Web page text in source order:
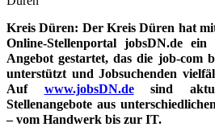
Kreis Düren: Der Kreis Düren hat
Online-Stellenportal jobsDN.de
Angebot gestartet, das die job-com
unterstützt und Jobsuchenden
Auf www.jobsDN.desind
Stellenangebote aus
– vom Handwerk bis zur IT.